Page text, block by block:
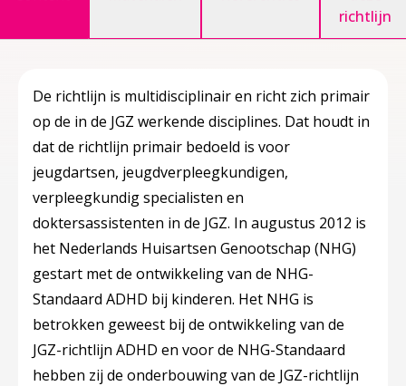
richtlijn
De richtlijn is multidisciplinair en richt zich primair
op de in de JGZ werkende disciplines. Dat houdt in
dat de richtlijn primair bedoeld is voor
jeugdartsen, jeugdverpleegkundigen,
verpleegkundig specialisten en
doktersassistenten in de JGZ. In augustus 2012 is
het Nederlands Huisartsen Genootschap (NHG)
gestart met de ontwikkeling van de NHG-
Standaard ADHD bij kinderen. Het NHG is
betrokken geweest bij de ontwikkeling van de
JGZ-richtlijn ADHD en voor de NHG-Standaard
hebben zij de onderbouwing van de JGZ-richtlijn